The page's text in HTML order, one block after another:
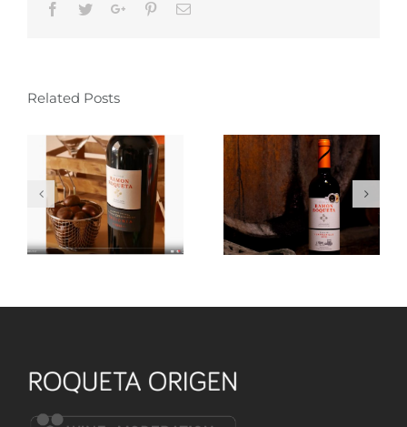
Facebook
TwitterGoogle+PinterestEmail
Related Posts